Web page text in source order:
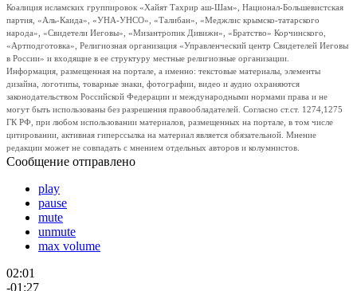
Коалиция исламских группировок «Хайят Тахрир аш-Шам», Национал-Большевистская
партия, «Аль-Каида», «УНА-УНСО», «Талибан», «Меджлис крымско-татарского
народа», «Свидетели Иеговы», «Мизантропик Дивижн», «Братство» Корчинского,
«Артподготовка», Религиозная организация «Управленческий центр Свидетелей Иеговы
в России» и входящие в ее структуру местные религиозные организации.
Информация, размещенная на портале, а именно: текстовые материалы, элементы
дизайна, логотипы, товарные знаки, фотографии, видео и аудио охраняются
законодательством Российской Федерации и международными нормами права и не
могут быть использованы без разрешения правообладателей. Согласно ст.ст. 1274,1275
ГК РФ, при любом использовании материалов, размещенных на портале, в том числе
цитировании, активная гиперссылка на материал является обязательной. Мнение
редакции может не совпадать с мнением отдельных авторов и колумнистов.
Сообщение отправлено
play
pause
mute
unmute
max volume
02:01
-01:27